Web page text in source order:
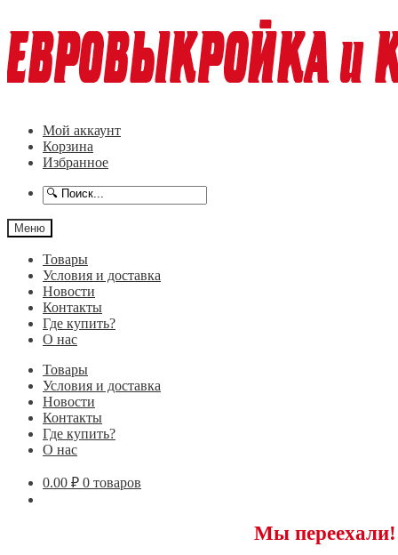
к
навигации
к
содержимому
Мой аккаунт
Корзина
Избранное
Меню
Товары
Условия и доставка
Новости
Контакты
Где купить?
О нас
Товары
Условия и доставка
Новости
Контакты
Где купить?
О нас
0.00 ₽ 0 товаров
Мы переехали! 117593